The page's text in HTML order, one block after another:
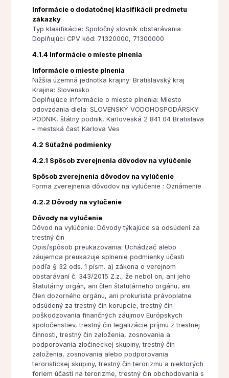
Informácie o dodatočnej klasifikácii predmetu
zákazky
Typ klasifikácie: Spoločný slovník obstarávania
Doplňujúci CPV kód: 71320000, 71300000
4.1.4 Informácie o mieste plnenia
Informácie o mieste plnenia
Nižšia územná jednotka krajiny: Bratislavský kraj
Krajina: Slovensko
Doplňujúce informácie o mieste plnenia: Miesto
odovzdania diela: SLOVENSKÝ VODOHOSPODÁRSKY
PODNIK, štátny podnik, Karloveská 2 841 04 Bratislava
– mestská časť Karlova Ves
4.2 Súťažné podmienky
4.2.1 Spôsob zverejnenia dôvodov na vylúčenie
Spôsob zverejnenia dôvodov na vylúčenie
Forma zverejnenia dôvodov na vylúčenie : Oznámenie
4.2.2 Dôvody na vylúčenie
Dôvody na vylúčenie
Dôvod na vylúčenie: Dôvody týkajúce sa odsúdení za
trestný čin
Opis/spôsob preukazovania: Uchádzač alebo
záujemca preukazuje splnenie podmienky účasti
podľa § 32 ods. 1 písm. a) zákona o verejnom
obstarávaní č. 343/2015 Z.z., že nebol on, ani jeho
štatutárny orgán, ani člen štatutárneho orgánu, ani
člen dozorného orgánu, ani prokurista právoplatne
odsúdený za trestný čin korupcie, trestný čin
poškodzovania finančných záujmov Európskych
spoločenstiev, trestný čin legalizácie príjmu z trestnej
činnosti, trestný čin založenia, zosnovania a
podporovania zločineckej skupiny, trestný čin
založenia, zosnovania alebo podporovania
teroristickej skupiny, trestný čin terorizmu a niektorých
foriem účasti na terorizme, trestný čin obchodovania s